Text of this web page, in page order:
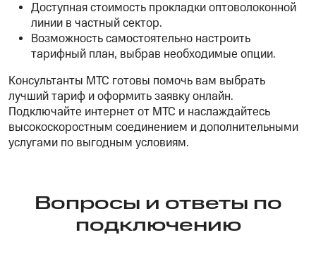
Доступная стоимость прокладки оптоволоконной
линии в частный сектор.
Возможность самостоятельно настроить
тарифный план, выбрав необходимые опции.
Консультанты МТС готовы помочь вам выбрать
лучший тариф и оформить заявку онлайн.
Подключайте интернет от МТС и наслаждайтесь
высокоскоростным соединением и дополнительными
услугами по выгодным условиям.
Вопросы и ответы по
подключению